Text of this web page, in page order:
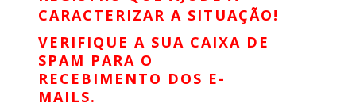
CARACTERIZAR A SITUAÇÃO!
VERIFIQUE A SUA CAIXA DE
SPAM PARA O
RECEBIMENTO DOS E-
MAILS.